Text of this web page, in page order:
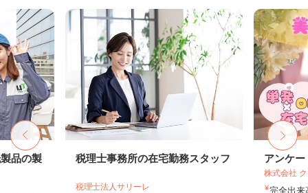
品の製 税理士事務所の在宅勤務スタッフ
税理士法人サリーレ
アンケ
株式会社
完全出